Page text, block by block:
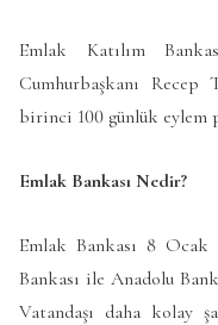
Emlak Katılım
Cumhurbaşkanı Recep
birinci 100 günlük eylem
Emlak Bankası Nedir?
Emlak Bankası 8
Bankası ile Anadolu
Vatandaşı daha kolay